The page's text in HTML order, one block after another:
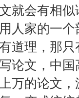
就会有相
人家的一
道理，那
论文，中
万的论文